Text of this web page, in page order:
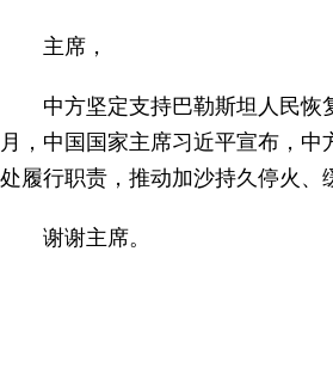
主席，
中方坚定支持巴勒斯坦人民
月，中国国家主席习近平宣布，
处履行职责，推动加沙持久停火、
谢谢主席。